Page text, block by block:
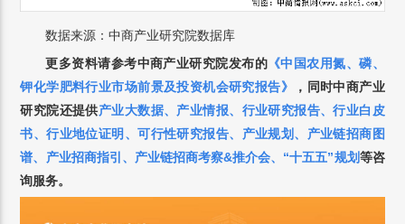
数据来源：中商产业研究院数据库
更多资料请参考中商产业研究院发布的 《中国农用氮、磷、
钾化学肥料行业市场前景及投资机会研究报告》 ， 同时中商产业
研究院还提供产业大数据、 产业情报、 行业研究报告、行业白皮
书、行业地位证明 、可行性研究报告、 产业规划 、 产业链招商图
谱、 产业招商指引 、 产业链招商考察&推介会、 “十五五”规划等咨
询服务。